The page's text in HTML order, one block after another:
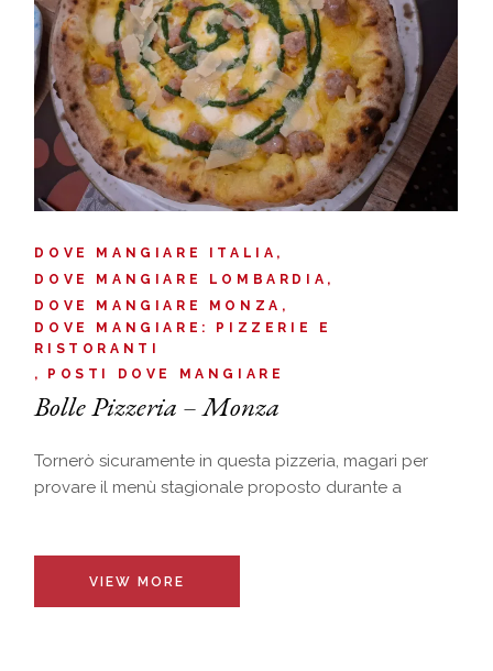
DOVE MANGIARE ITALIA
DOVE MANGIARE LOMBARDIA
DOVE MANGIARE MONZA
DOVE MANGIARE: PIZZERIE E
RISTORANTI
POSTI DOVE MANGIARE
Bolle Pizzeria – Monza
Tornerò sicuramente in questa pizzeria, magari per
provare il menù stagionale proposto durante a
VIEW MORE